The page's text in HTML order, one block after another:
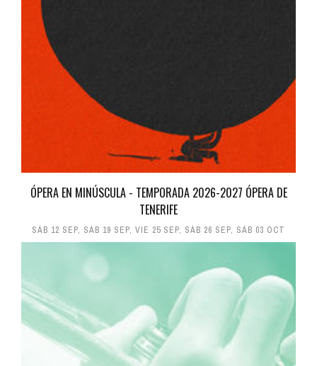
ÓPERA EN MINÚSCULA - TEMPORADA 2026-2027 ÓPERA DE
TENERIFE
SÁB 12 SEP, SÁB 19 SEP, VIE 25 SEP, SÁB 26 SEP, SÁB 03 OCT